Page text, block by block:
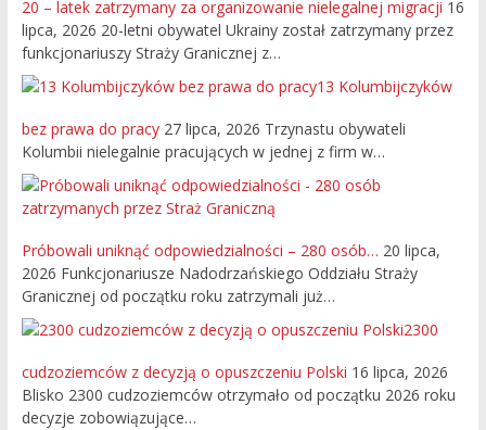
20 – latek zatrzymany za organizowanie nielegalnej migracji 16
lipca, 2026 20-letni obywatel Ukrainy został zatrzymany przez
funkcjonariuszy Straży Granicznej z…
13 Kolumbijczyków
bez prawa do pracy27 lipca, 2026 Trzynastu obywateli
Kolumbii nielegalnie pracujących w jednej z firm w…
Próbowali uniknąć odpowiedzialności – 280 osób… 20 lipca,
2026 Funkcjonariusze Nadodrzańskiego Oddziału Straży
Granicznej od początku roku zatrzymali już…
2300
cudzoziemców z decyzją o opuszczeniu Polski 16 lipca, 2026
Blisko 2300 cudzoziemców otrzymało od początku 2026 roku
decyzje zobowiązujące…